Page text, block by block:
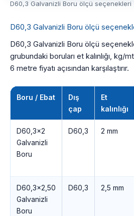
D60,3 Galvanizli Boru ölçü seçenekleri
D60,3 Galvanizli Boru ölçü
D60,3 Galvanizli Boru ölçü
grubundaki boruları et kalınlığı, kg/
6 metre fiyatı açısından karşılaştırır.
Boru / Ebat
Dış
çap
Et
kalınlığı
D60,3×2
Galvanizli
Boru
D60,3 2 mm
D60,3×2,50
Galvanizli
Boru
D60,3 2,5 mm